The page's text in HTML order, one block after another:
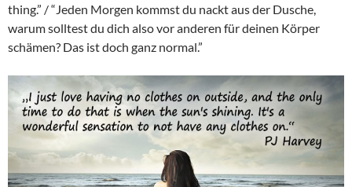
thing.” / “Jeden Morgen kommst du nackt aus der Dusche,
warum solltest du dich also vor anderen für deinen Körper
schämen? Das ist doch ganz normal.”